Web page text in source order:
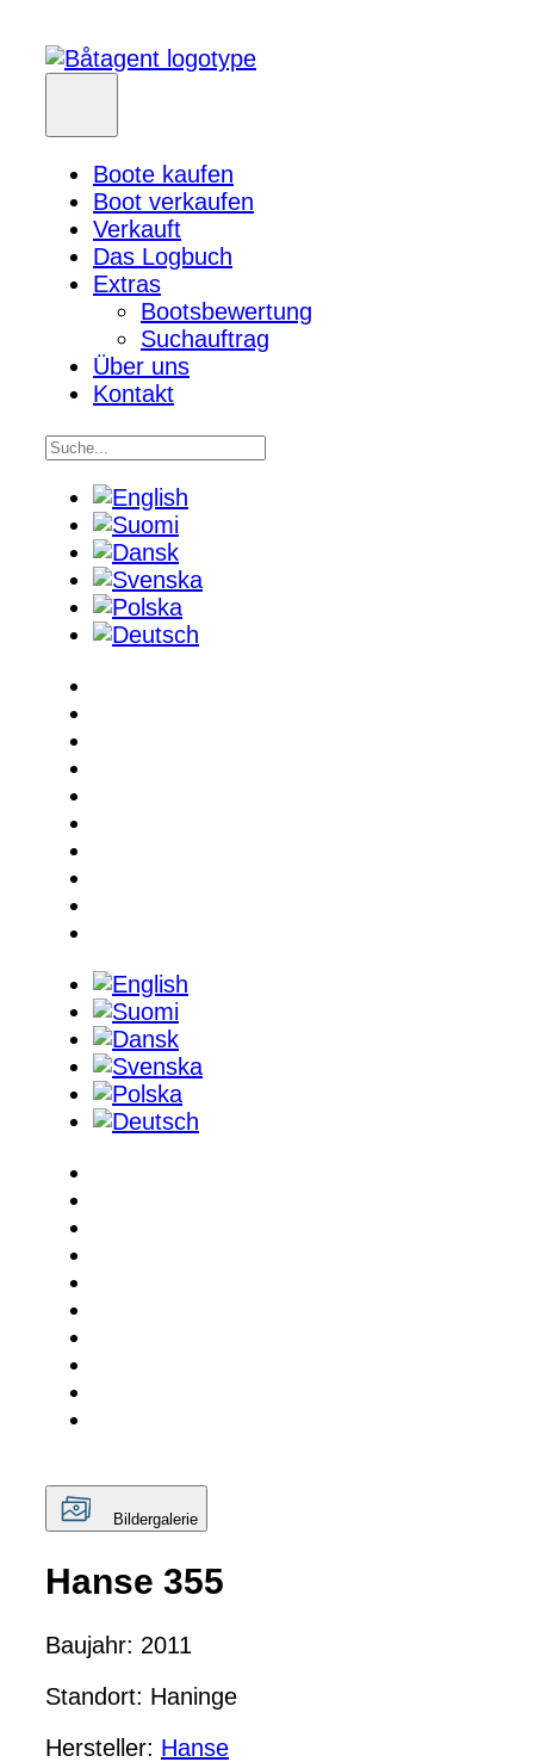
Boote kaufen
Boot verkaufen
Verkauft
Das Logbuch
Extras
Bootsbewertung
Suchauftrag
Über uns
Kontakt
Bildergalerie
Hanse 355
Baujahr: 2011
Standort: Haninge
Hersteller: Hanse